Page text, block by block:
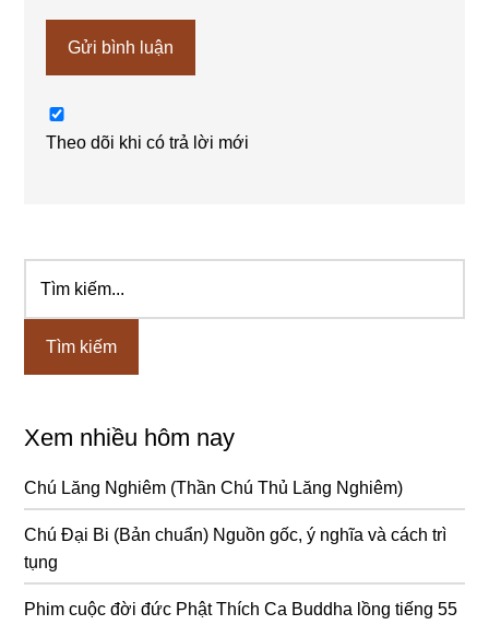
Theo dõi khi có trả lời mới
Sidebar
chính
kiếm...
Xem nhiều hôm nay
Chú Lăng Nghiêm (Thần Chú Thủ Lăng Nghiêm)
Chú Đại Bi (Bản chuẩn) Nguồn gốc, ý nghĩa và cách trì
tụng
Phim cuộc đời đức Phật Thích Ca Buddha lồng tiếng 55